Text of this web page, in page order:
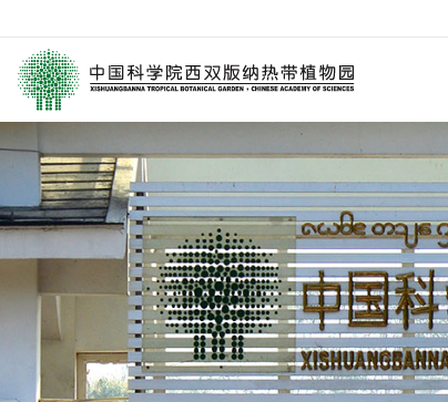
媒体关注
园林消息
旅游信息
历任领
学术委
西园历
数字园